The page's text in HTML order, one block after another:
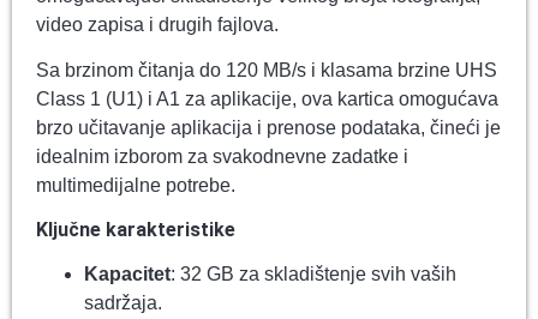
video zapisa i drugih fajlova.
Sa brzinom čitanja do 120 MB/s i klasama brzine UHS
Class 1 (U1) i A1 za aplikacije, ova kartica omogućava
brzo učitavanje aplikacija i prenose podataka, čineći je
idealnim izborom za svakodnevne zadatke i
multimedijalne potrebe.
Ključne karakteristike
Kapacitet: 32 GB za skladištenje svih vaših
sadržaja.